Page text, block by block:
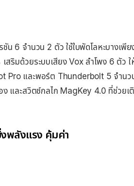
น 6 จำนวน 2 ตัว ใช้ใบพัดโลหะบางเพี
สริมด้วยระบบเสียง Vox ลำโพง 6 ตัว
Pro และพอร์ต Thunderbolt 5 จำน
ง และสวิตช์กลไก MagKey 4.0 ที่ช่วย
พลังแรง คุ้มค่า